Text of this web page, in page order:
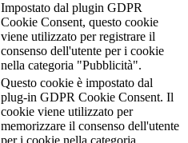
Impostato dal plugin GDPR
Cookie Consent, questo cookie
viene utilizzato per registrare il
consenso dell'utente per i cookie
nella categoria "Pubblicità".
Questo cookie è impostato dal
plug-in GDPR Cookie Consent. Il
cookie viene utilizzato per
memorizzare il consenso dell'utente